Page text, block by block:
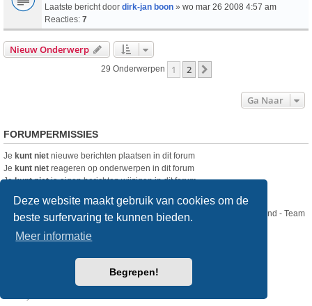
Deze website maakt gebruik van cookies om de
beste surfervaring te kunnen bieden.
Meer informatie
Begrepen!
Laatste bericht door dirk-jan boon » wo mar 26 2008 4:57 am
Reacties: 7
Nieuw Onderwerp
29 Onderwerpen 1 2
Ga Naar
FORUMPERMISSIES
Je kunt niet nieuwe berichten plaatsen in dit forum
Je kunt niet reageren op onderwerpen in dit forum
Jekunt nietje eigen berichten wijzigen in dit forum
Nikon Club Nederland - Team
Forum
Copyright © Nikon Club Nederland 2023
® Forum Software © phpBB Limited
created by INVENTEA & v12mike